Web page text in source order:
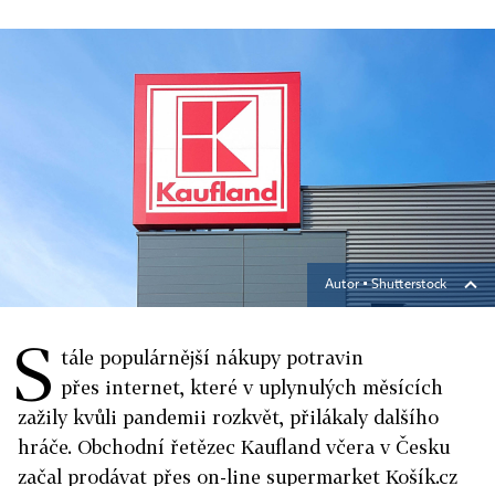
Autor ▪Shutterstock
S tále populárnější nákupy potravin
přes internet, které v uplynulých měsících
zažily kvůli pandemii rozkvět, přilákaly dalšího
hráče. Obchodní řetězec Kaufland včera v Česku
začal prodávat přes on-line supermarket Košík.cz